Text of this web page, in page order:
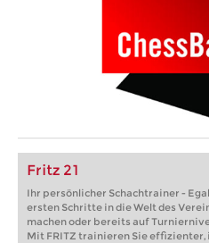
Fritz 21
Ihr persönlicher Schachtrainer -
ersten Schritte in die Welt des
machen oder bereits auf
Mit FRITZ trainieren Sie